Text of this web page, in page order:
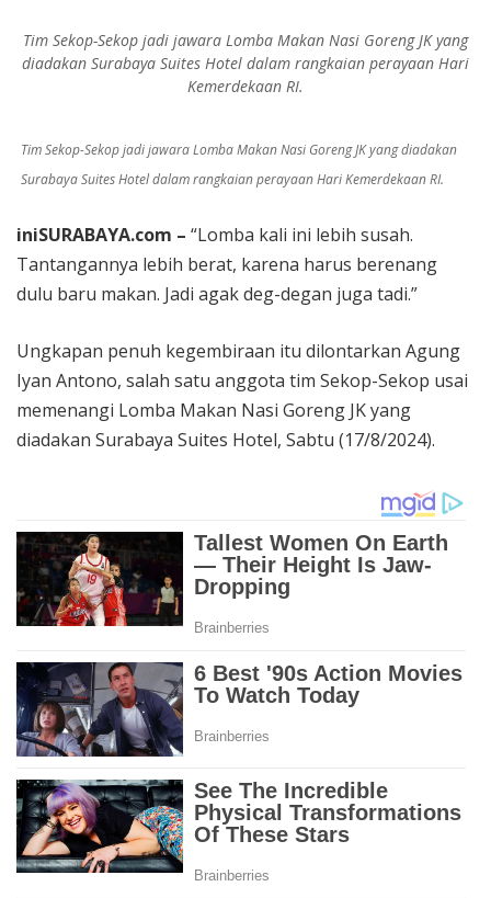
Tim Sekop-Sekop jadi jawara Lomba Makan Nasi Goreng JK yang
diadakan Surabaya Suites Hotel dalam rangkaian perayaan Hari
Kemerdekaan RI.
Tim Sekop-Sekop jadi jawara Lomba Makan Nasi Goreng JK yang diadakan
Surabaya Suites Hotel dalam rangkaian perayaan Hari Kemerdekaan RI.
iniSURABAYA.com – “Lomba kali ini lebih susah.
Tantangannya lebih berat, karena harus berenang
dulu baru makan. Jadi agak deg-degan juga tadi.”
Ungkapan penuh kegembiraan itu dilontarkan Agung
Iyan Antono, salah satu anggota tim Sekop-Sekop usai
memenangi Lomba Makan Nasi Goreng JK yang
diadakan Surabaya Suites Hotel, Sabtu (17/8/2024).